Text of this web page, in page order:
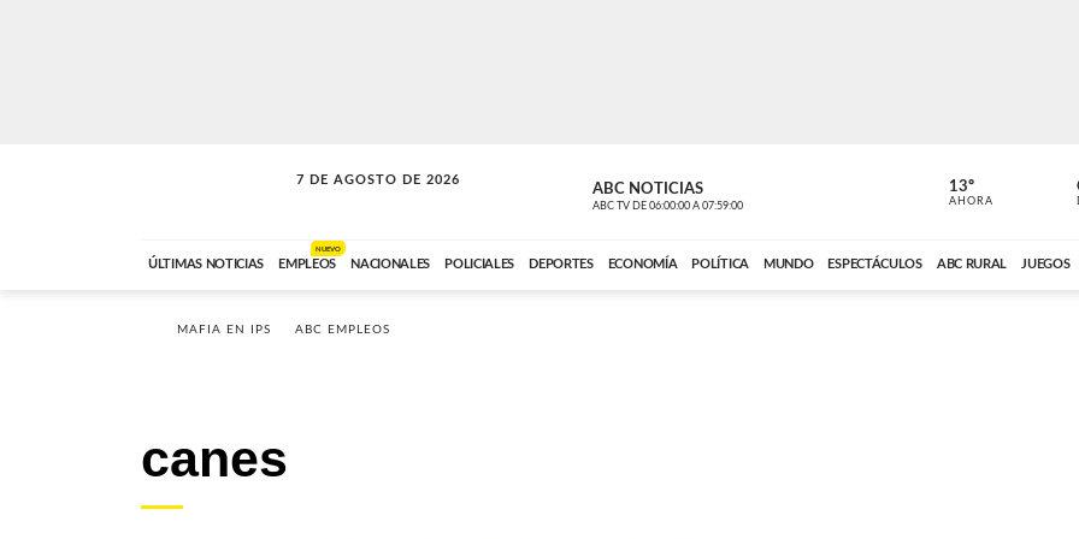
7 DE AGOSTO DE 2026
LA INCONDICIONAL ABC NOTICIAS
ABC TV DE 06:00:00 A 07:59:00
LA
ABC CARDINAL
13º
AHORA
ÚLTIMAS NOTICIAS EMPLEOS
NUEVO
NACIONALES POLICIALES DEPORTES ECONOMÍA POLÍTICA MUNDO ESPECTÁCULOS ABC RURAL JUEGOS
MAFIA EN IPS ABC EMPLEOS
canes